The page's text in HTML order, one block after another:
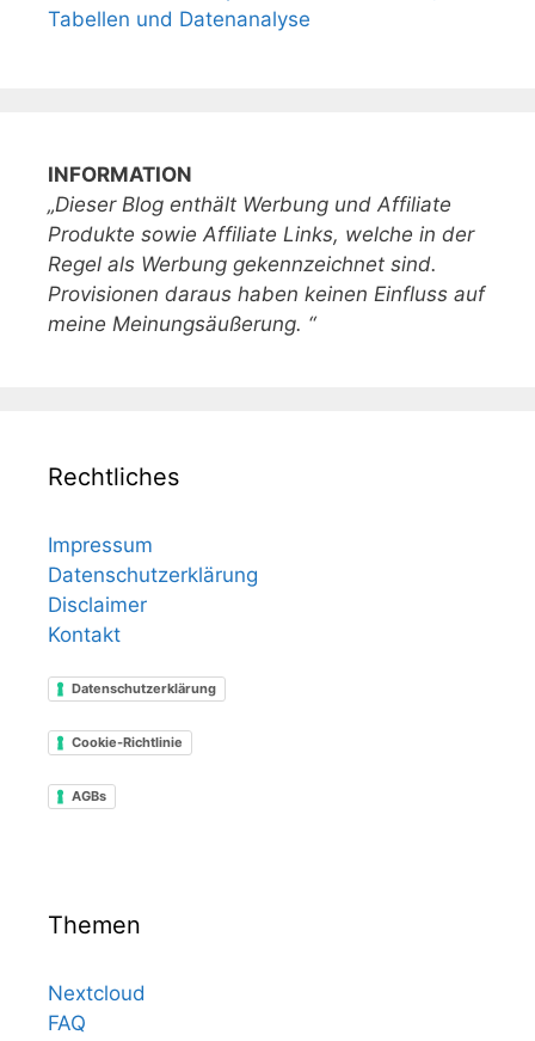
Tabellen und Datenanalyse
INFORMATION
„Dieser Blog enthält Werbung und Affiliate
Produkte sowie Affiliate Links, welche in der
Regel als Werbung gekennzeichnet sind.
Provisionen daraus haben keinen Einfluss auf
meine Meinungsäußerung. “
Rechtliches
Impressum
Datenschutzerklärung
Disclaimer
Kontakt
Datenschutzerklärung
Cookie-Richtlinie
AGBs
Themen
Nextcloud
FAQ